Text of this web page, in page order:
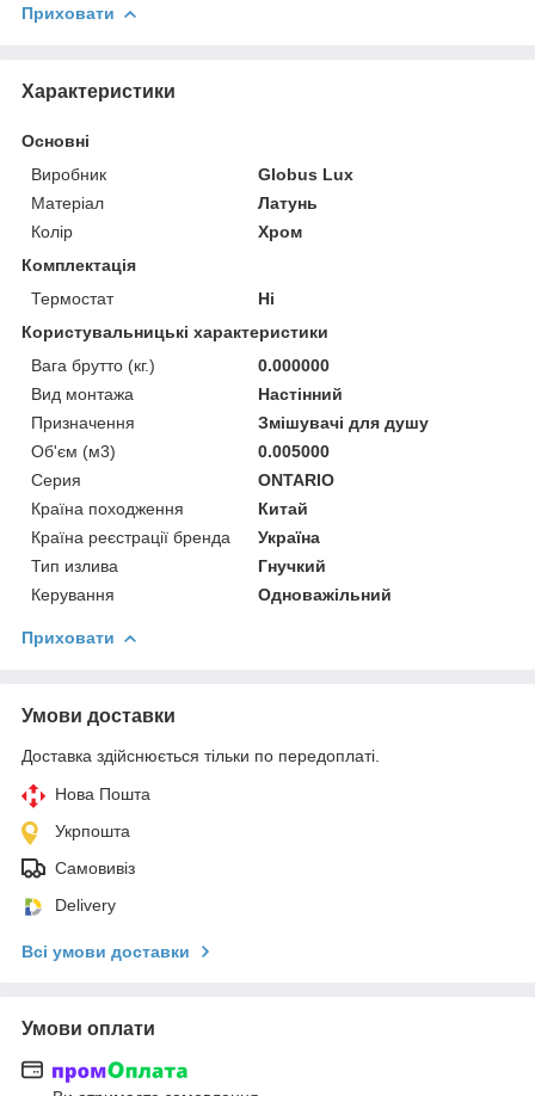
Приховати
Характеристики
Основні
Виробник
Globus Lux
Матеріал
Латунь
Колір
Хром
Комплектація
Термостат
Ні
Користувальницькі характеристики
Вага брутто (кг.)
0.000000
Вид монтажа
Настінний
Призначення
Змішувачі для душу
Об'єм (м3)
0.005000
Серия
ONTARIO
Країна походження
Китай
Країна реєстрації бренда
Україна
Тип излива
Гнучкий
Керування
Одноважільний
Приховати
Умови доставки
Доставка здійснюється тільки по передоплаті.
Нова Пошта
Укрпошта
Самовивіз
Delivery
Всі умови доставки
Умови оплати